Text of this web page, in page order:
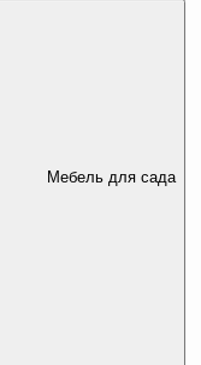
Мебель для сада